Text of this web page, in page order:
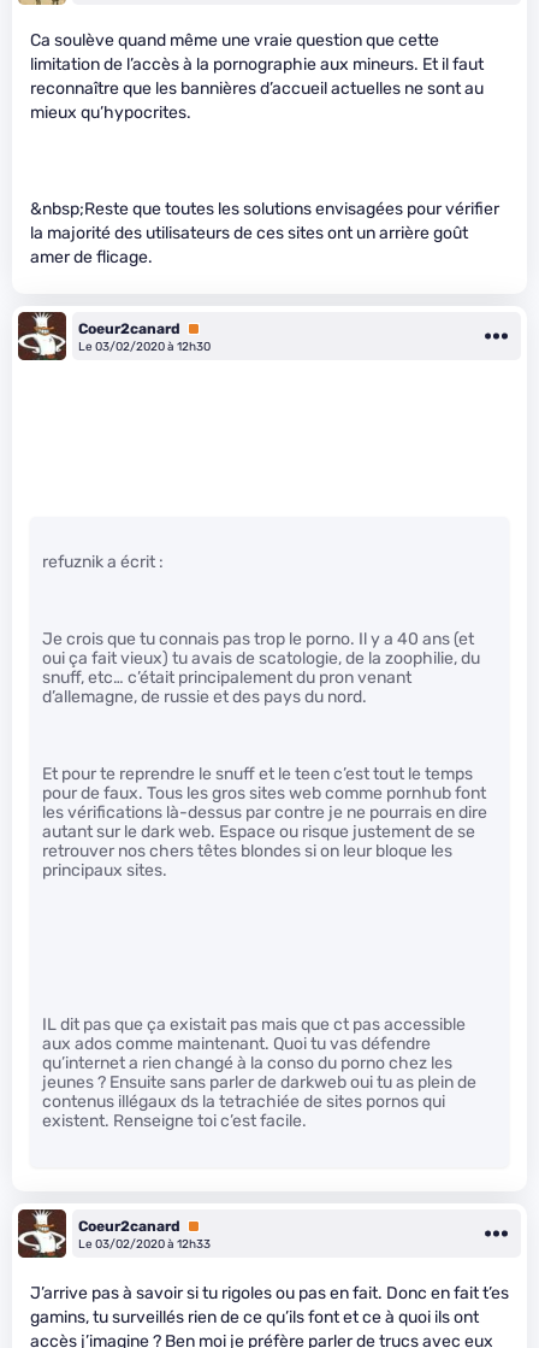
Ca soulève quand même une vraie question que cette
limitation de l’accès à la pornographie aux mineurs. Et il faut
reconnaître que les bannières d’accueil actuelles ne sont au
mieux qu’hypocrites.
&nbsp;Reste que toutes les solutions envisagées pour vérifier
la majorité des utilisateurs de ces sites ont un arrière goût
amer de flicage.
Coeur2canard
Premium
Le 03/02/2020 à 12h30
refuznik a écrit :
Je crois que tu connais pas trop le porno. Il y a 40 ans (et
oui ça fait vieux) tu avais de scatologie, de la zoophilie, du
snuff, etc… c’était principalement du pron venant
d’allemagne, de russie et des pays du nord.
Et pour te reprendre le snuff et le teen c’est tout le temps
pour de faux. Tous les gros sites web comme pornhub font
les vérifications là-dessus par contre je ne pourrais en dire
autant sur le dark web. Espace ou risque justement de se
retrouver nos chers têtes blondes si on leur bloque les
principaux sites.
IL dit pas que ça existait pas mais que ct pas accessible
aux ados comme maintenant. Quoi tu vas défendre
qu’internet a rien changé à la conso du porno chez les
jeunes ? Ensuite sans parler de darkweb oui tu as plein de
contenus illégaux ds la tetrachiée de sites pornos qui
existent. Renseigne toi c’est facile.
Coeur2canard
Premium
Le 03/02/2020 à 12h33
J’arrive pas à savoir si tu rigoles ou pas en fait. Donc en fait t’es
gamins, tu surveillés rien de ce qu’ils font et ce à quoi ils ont
accès j’imagine ? Ben moi je préfère parler de trucs avec eux